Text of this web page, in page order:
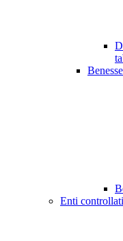
Enti controllati